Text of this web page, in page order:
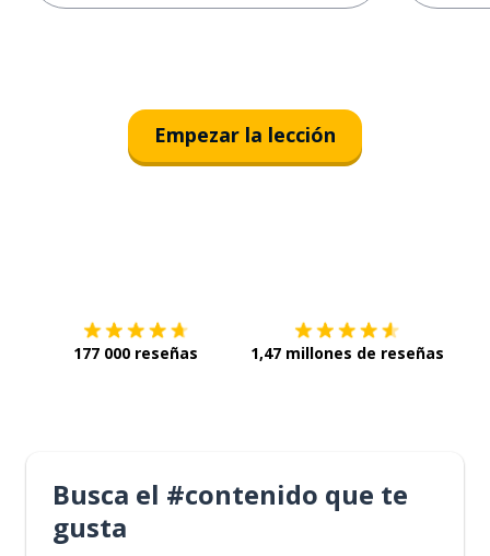
Empezar la lección
177 000 reseñas 1,47 millones de reseñas
Busca el #contenido que te
gusta